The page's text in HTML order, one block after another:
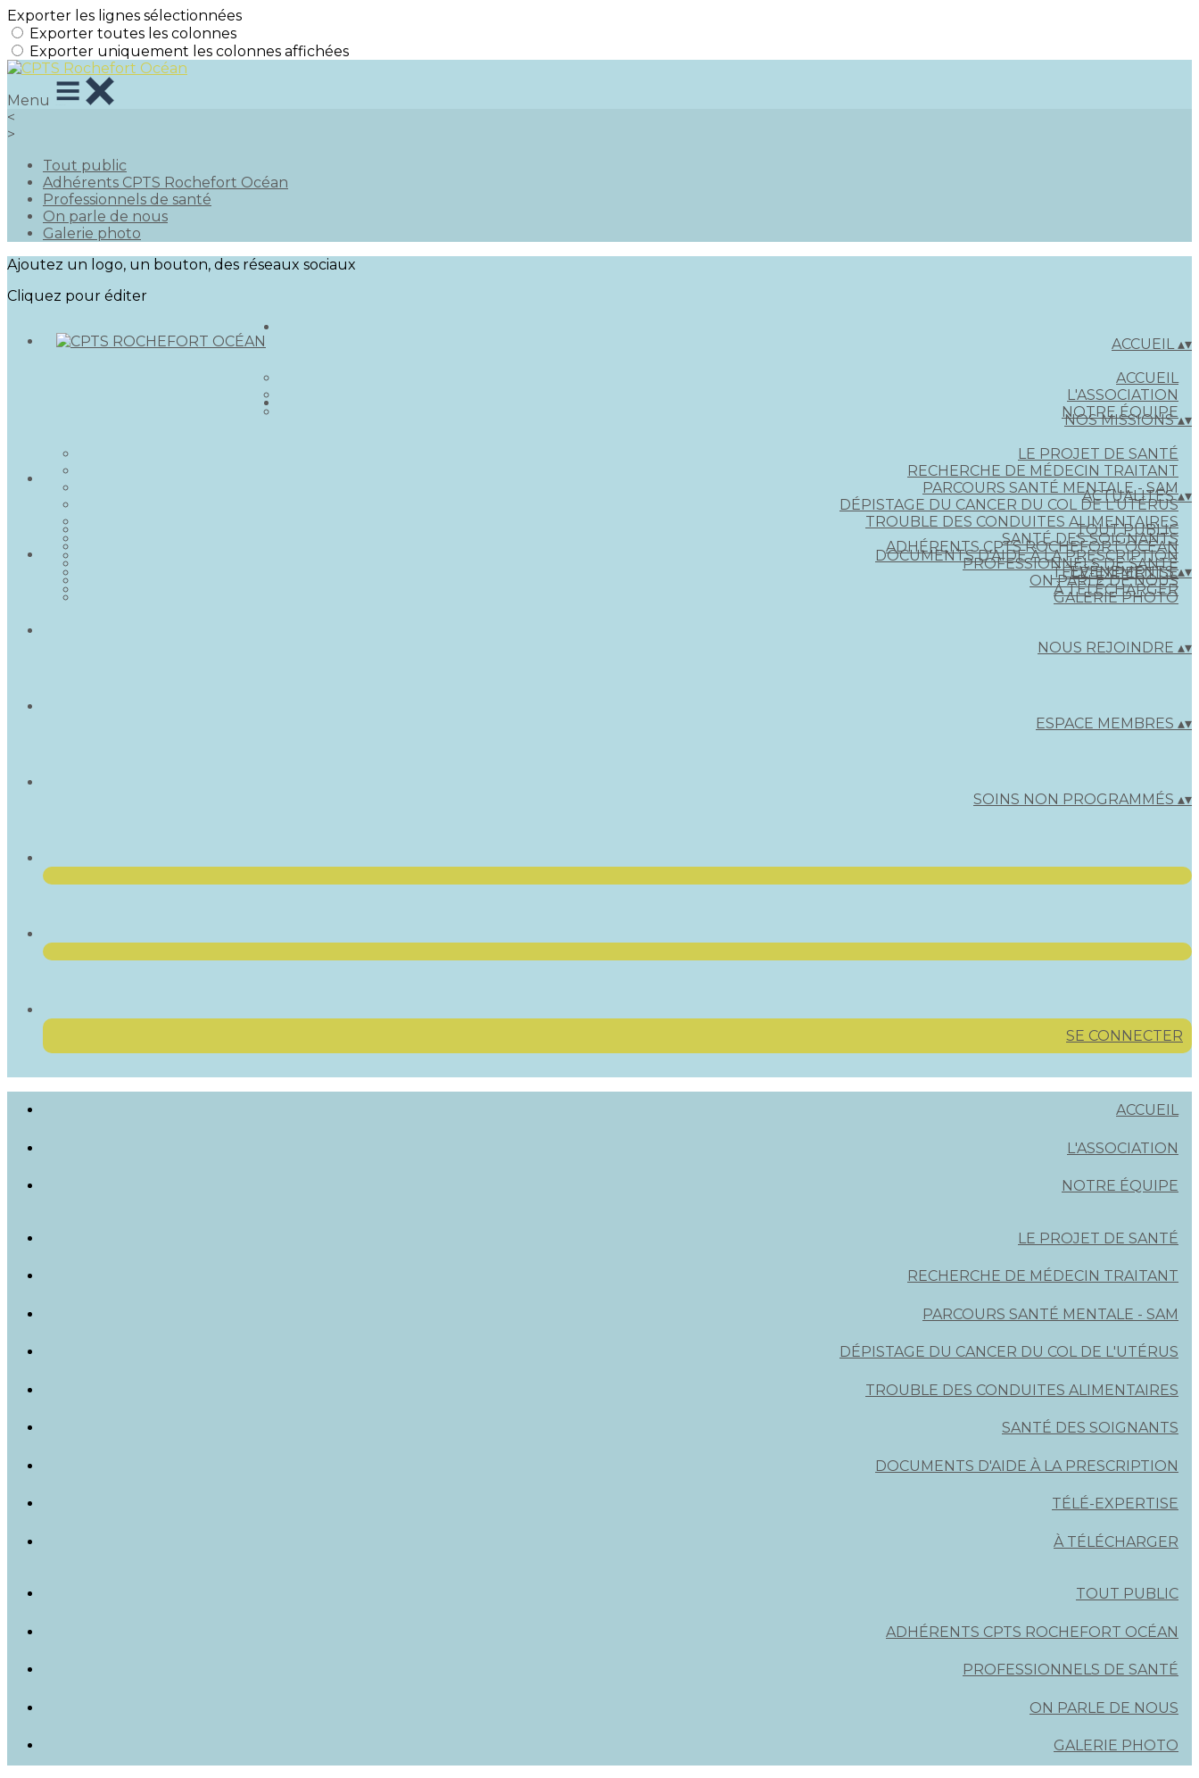
Exporter les lignes sélectionnées
Exporter toutes les colonnes
Exporter uniquement les colonnes affichées
Menu
<
>
Tout public
Adhérents CPTS Rochefort Océan
Professionnels de santé
On parle de nous
Galerie photo
Ajoutez un logo, un bouton, des réseaux sociaux
Cliquez pour éditer
ACCUEIL▴▾
ACCUEIL
L'ASSOCIATION
NOTRE ÉQUIPE
NOS MISSIONS▴▾
LE PROJET DE SANTÉ
RECHERCHE DE MÉDECIN TRAITANT
PARCOURS SANTÉ MENTALE - SAM
DÉPISTAGE DU CANCER DU COL DE L'UTÉRUS
TROUBLE DES CONDUITES ALIMENTAIRES
SANTÉ DES SOIGNANTS
DOCUMENTS D'AIDE À LA PRESCRIPTION
TÉLÉ-EXPERTISE
À TÉLÉCHARGER
ACTUALITÉS▴▾
TOUT PUBLIC
ADHÉRENTS CPTS ROCHEFORT OCÉAN
PROFESSIONNELS DE SANTÉ
ON PARLE DE NOUS
GALERIE PHOTO
ÉVÈNEMENTS▴▾
NOUS REJOINDRE ▴▾
ESPACE MEMBRES ▴▾
SOINS NON PROGRAMMÉS ▴▾
SE CONNECTER
ACCUEIL
L'ASSOCIATION
NOTRE ÉQUIPE
LE PROJET DE SANTÉ
RECHERCHE DE MÉDECIN TRAITANT
PARCOURS SANTÉ MENTALE - SAM
DÉPISTAGE DU CANCER DU COL DE L'UTÉRUS
TROUBLE DES CONDUITES ALIMENTAIRES
SANTÉ DES SOIGNANTS
DOCUMENTS D'AIDE À LA PRESCRIPTION
TÉLÉ-EXPERTISE
À TÉLÉCHARGER
TOUT PUBLIC
ADHÉRENTS CPTS ROCHEFORT OCÉAN
PROFESSIONNELS DE SANTÉ
ON PARLE DE NOUS
GALERIE PHOTO